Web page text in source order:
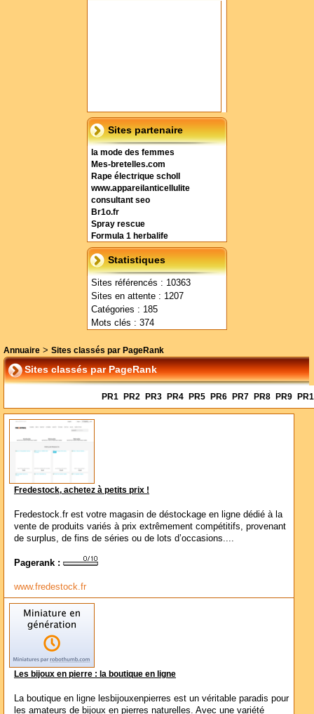
Sites partenaire
la mode des femmes
Mes-bretelles.com
Rape électrique scholl
www.appareilanticellulite
consultant seo
Br1o.fr
Spray rescue
Formula 1 herbalife
Statistiques
Sites référencés : 10363
Sites en attente : 1207
Catégories : 185
Mots clés : 374
Annuaire > Sites classés par PageRank
Sites classés par PageRank
PR1 PR2 PR3 PR4 PR5 PR6 PR7 PR8 PR9
Fredestock, achetez à petits prix !
Fredestock.fr est votre magasin de déstockage en ligne dédié à la
vente de produits variés à prix extrêmement compétitifs, provenant
de surplus, de fins de séries ou de lots d’occasions....
Pagerank :
www.fredestock.fr
Les bijoux en pierre : la boutique en ligne
La boutique en ligne lesbijouxenpierres est un véritable paradis pour
les amateurs de bijoux en pierres naturelles. Avec une variété